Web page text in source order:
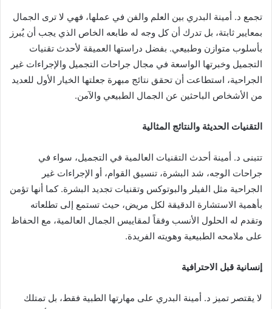
ا
تجمع د. أمينة البدري بين العلم والفن في عملها، فهي لا ترى الجمال
بمعايير ثابتة، بل تدرك أن كل وجه له طابعه الخاص الذي يجب أن يُبرز
بأسلوب متوازن وطبيعي. بفضل دراستها العميقة لأحدث تقنيات
التجميل وخبرتها الواسعة في مجال جراحات التجميل والإجراءات غير
الجراحية، استطاعت أن تحقق نتائج مبهرة جعلتها الخيار الأول للعديد
من الأشخاص الباحثين عن الجمال الطبيعي والآمن.
التقنيات الحديثة والنتائج المثالية
تتبنى د. أمينة أحدث التقنيات العالمية في التجميل، سواء في
جراحات الوجه، شد البشرة، تنسيق القوام، أو الإجراءات غير
الجراحية مثل الفيلر والبوتوكس وتقنيات تجديد البشرة. كما أنها تؤمن
بأهمية الاستشارة الدقيقة لكل مريض، حيث تستمع إلى تطلعاته
وتقدم له الحلول الأنسب وفقاً لمقاييس الجمال العالمية، مع الحفاظ
على ملامحه الطبيعية وهويته الفريدة.
إنسانية قبل الاحترافية
لا يقتصر تميز د. أمينة البدري على مهارتها الطبية فقط، بل تمتلك